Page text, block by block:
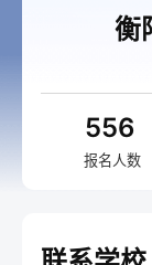
衡
556
报名人数